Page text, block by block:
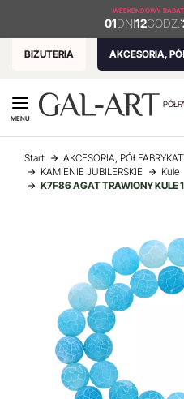
WEEKENDOWY RABAT
01DNI12GODZ. :
BIŻUTERIA AKCESORIA,
MENU
Start
AKCESORIA,
KAMIENIE JUBILERSKIE
Kule
K7F86 AGAT TRAWIONY KULE